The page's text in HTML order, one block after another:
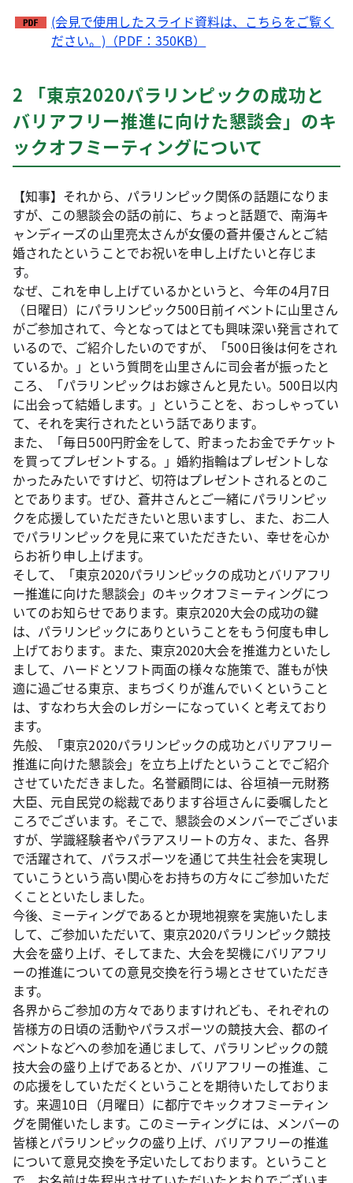
(会見で使用したスライド資料は、こちらをご覧く
ださい。)（PDF：350KB）
2 「東京2020パラリンピックの成功と
バリアフリー推進に向けた懇談会」のキ
ックオフミーティングについて
【知事】それから、パラリンピック関係の話題になりま
すが、この懇談会の話の前に、ちょっと話題で、南海キ
ャンディーズの山里亮太さんが女優の蒼井優さんとご結
婚されたということでお祝いを申し上げたいと存じま
す。
なぜ、これを申し上げているかというと、今年の4月7日
（日曜日）にパラリンピック500日前イベントに山里さん
がご参加されて、今となってはとても興味深い発言されて
いるので、ご紹介したいのですが、「500日後は何をされ
ているか。」という質問を山里さんに司会者が振ったと
ころ、「パラリンピックはお嫁さんと見たい。500日以内
に出会って結婚します。」ということを、おっしゃってい
て、それを実行されたという話であります。
また、「毎日500円貯金をして、貯まったお金でチケット
を買ってプレゼントする。」婚約指輪はプレゼントしな
かったみたいですけど、切符はプレゼントされるとのこ
とであります。ぜひ、蒼井さんとご一緒にパラリンピッ
クを応援していただきたいと思いますし、また、お二人
でパラリンピックを見に来ていただきたい、幸せを心か
らお祈り申し上げます。
そして、「東京2020パラリンピックの成功とバリアフリ
ー推進に向けた懇談会」のキックオフミーティングにつ
いてのお知らせであります。東京2020大会の成功の鍵
は、パラリンピックにありということをもう何度も申し
上げております。また、東京2020大会を推進力といたし
まして、ハードとソフト両面の様々な施策で、誰もが快
適に過ごせる東京、まちづくりが進んでいくということ
は、すなわち大会のレガシーになっていくと考えており
ます。
先般、「東京2020パラリンピックの成功とバリアフリー
推進に向けた懇談会」を立ち上げたということでご紹介
させていただきました。名誉顧問には、谷垣禎一元財務
大臣、元自民党の総裁であります谷垣さんに委嘱したと
ころでございます。そこで、懇談会のメンバーでございま
すが、学識経験者やパラアスリートの方々、また、各界
で活躍されて、パラスポーツを通じて共生社会を実現し
ていこうという高い関心をお持ちの方々にご参加いただ
くことといたしました。
今後、ミーティングであるとか現地視察を実施いたしま
して、ご参加いただいて、東京2020パラリンピック競技
大会を盛り上げ、そしてまた、大会を契機にバリアフリ
ーの推進についての意見交換を行う場とさせていただき
ます。
各界からご参加の方々でありますけれども、それぞれの
皆様方の日頃の活動やパラスポーツの競技大会、都のイ
ベントなどへの参加を通じまして、パラリンピックの競
技大会の盛り上げであるとか、バリアフリーの推進、こ
の応援をしていただくということを期待いたしておりま
す。来週10日（月曜日）に都庁でキックオフミーティン
グを開催いたします。このミーティングには、メンバーの
皆様とパラリンピックの盛り上げ、バリアフリーの推進
について意見交換を予定いたしております。ということ